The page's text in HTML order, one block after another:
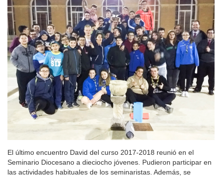
El último encuentro David del curso 2017-2018 reunió en el
Seminario Diocesano a dieciocho jóvenes. Pudieron participar en
las actividades habituales de los seminaristas. Además, se